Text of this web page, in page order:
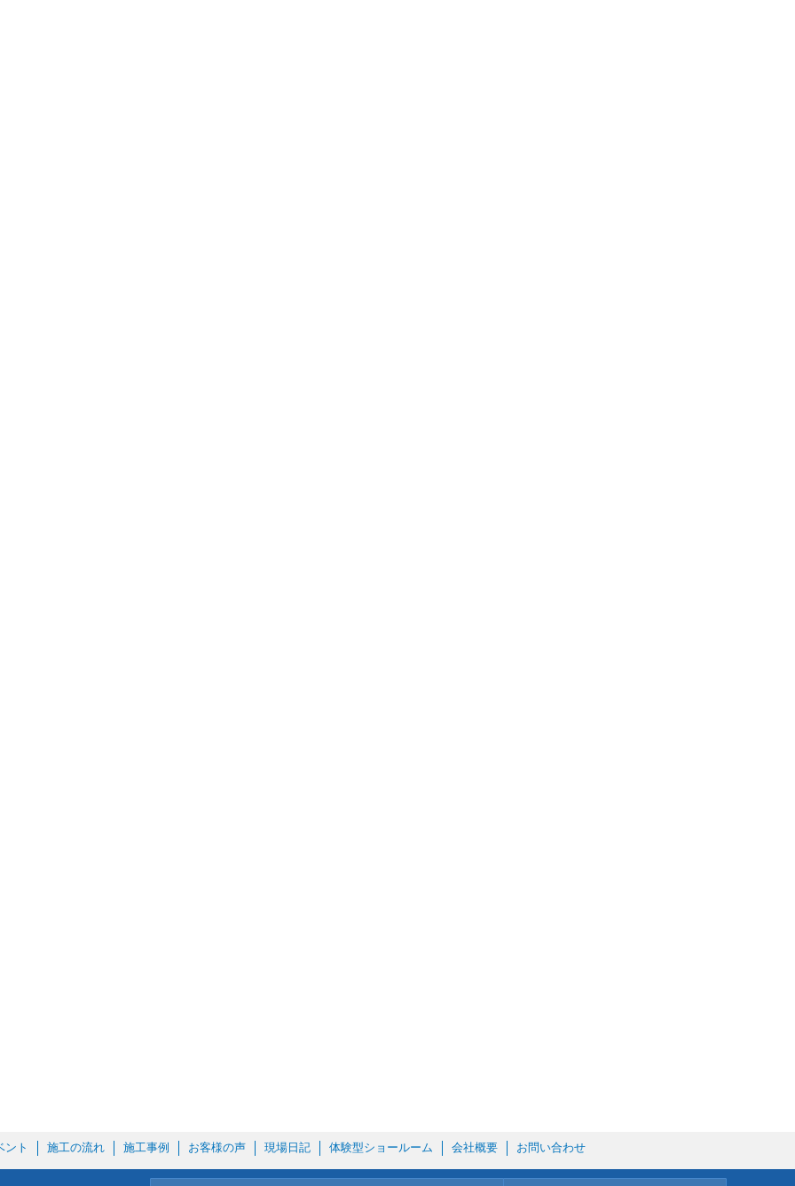
ント 施工の流れ 施工事例 お客様の声 現場日記 体験型ショールーム 会社概要 お問い合わせ